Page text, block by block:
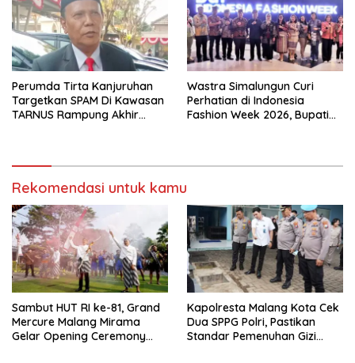
Perumda Tirta Kanjuruhan
Targetkan SPAM Di Kawasan
TARNUS Rampung Akhir
Wastra Simalungun Curi
Perhatian di Indonesia
Fashion Week 2026, Bupati
Rekomendasi untuk kamu
Sambut HUT RI ke-81, Grand
Mercure Malang Mirama
Gelar Opening Ceremony
Kapolresta Malang Kota Cek
Dua SPPG Polri, Pastikan
Standar Pemenuhan Gizi